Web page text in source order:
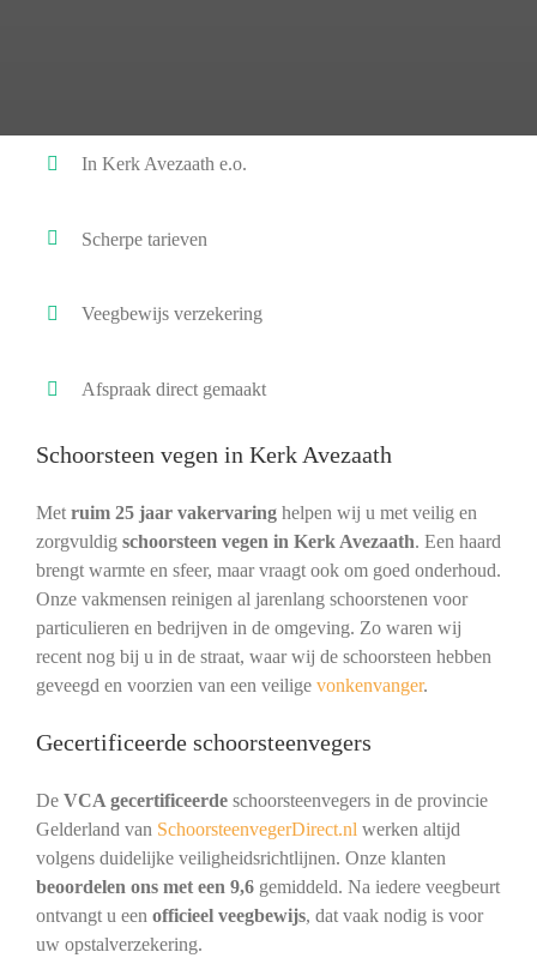
In Kerk Avezaath e.o.
Scherpe tarieven
Veegbewijs verzekering
Afspraak direct gemaakt
Schoorsteen vegen in Kerk Avezaath
Met ruim 25 jaar vakervaringhelpen wij u met veilig en
zorgvuldig schoorsteen vegen in Kerk Avezaath. Een haard
brengt warmte en sfeer, maar vraagt ook om goed onderhoud.
Onze vakmensen reinigen al jarenlang schoorstenen voor
particulieren en bedrijven in de omgeving. Zo waren wij
recent nog bij u in de straat, waar wij de schoorsteen hebben
geveegd en voorzien van een veilige vonkenvanger.
Gecertificeerde schoorsteenvegers
De VCA gecertificeerdeschoorsteenvegers in de provincie
Gelderland van SchoorsteenvegerDirect.nl werken altijd
volgens duidelijke veiligheidsrichtlijnen. Onze klanten
beoordelen ons met een 9,6gemiddeld. Na iedere veegbeurt
ontvangt u een officieel veegbewijs, dat vaak nodig is voor
uw opstalverzekering.